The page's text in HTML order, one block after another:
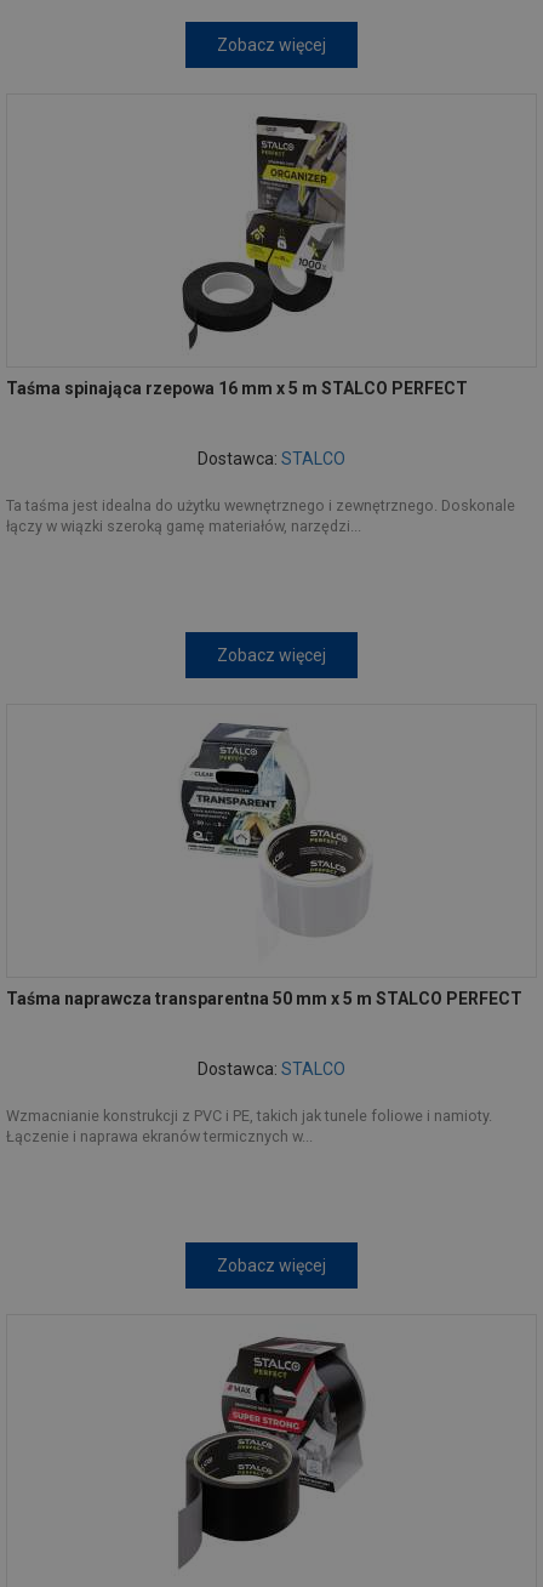
Zobacz więcej
Taśma spinająca rzepowa 16 mm x 5 m STALCO PERFECT
Dostawca: STALCO
Ta taśma jest idealna do użytku wewnętrznego i zewnętrznego. Doskonale
łączy w wiązki szeroką gamę materiałów, narzędzi...
Zobacz więcej
Taśma naprawcza transparentna 50 mm x 5 m STALCO PERFECT
Dostawca: STALCO
Wzmacnianie konstrukcji z PVC i PE, takich jak tunele foliowe i namioty.
Łączenie i naprawa ekranów termicznych w...
Zobacz więcej